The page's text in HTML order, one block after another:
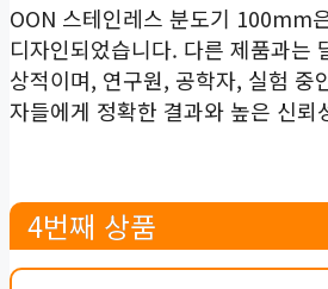
OON 스테인레스 분도기 100mm
디자인되었습니다. 다른 제품과는
상적이며, 연구원, 공학자, 실험
자들에게 정확한 결과와 높은 신뢰
4번째 상품